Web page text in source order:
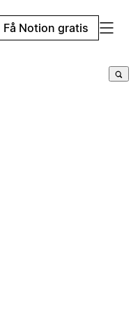
Få Notion gratis